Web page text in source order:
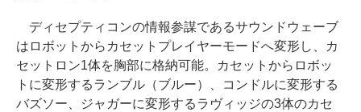
ディセプティコンの情報参謀であるサウンドウェーブ
はロボットからカセットプレイヤーモードへ変形し、カ
セットロン1体を胸部に格納可能。カセットからロボッ
トに変形するランブル（ブルー）、コンドルに変形する
バズソー、ジャガーに変形するラヴィッジの3体のカセ